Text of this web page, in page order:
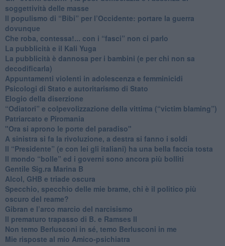
soggettività delle masse
​Il populismo di “Bibi” per l’Occidente: portare la guerra
dovunque
​Che roba, contessa!... con i “fasci” non ci parlo
La pubblicità e il Kali Yuga
​La pubblicità è dannosa per i bambini (e per chi non sa
decodificarla)
​Appuntamenti violenti in adolescenza e femminicidi
​Psicologi di Stato e autoritarismo di Stato
Elogio della diserzione
“Odiatori” e colpevolizzazione della vittima (“victim blaming”)
​Patriarcato e Piromania
"Ora si aprono le porte del paradiso"
​A sinistra si fa la rivoluzione, a destra si fanno i soldi
​Il “Presidente” (e con lei gli italiani) ha una bella faccia tosta
​Il mondo “bolle” ed i governi sono ancora più bolliti
​Gentile Sig.ra Marina B
​Alcol, GHB e triade oscura
​Specchio, specchio delle mie brame, chi è il politico più
oscuro del reame?
​Gibran e l’arco marcio del narcisismo
​Il prematuro trapasso di B. e Ramses II
​Non temo Berlusconi in sé, temo Berlusconi in me
​Mie risposte al mio Amico-psichiatra